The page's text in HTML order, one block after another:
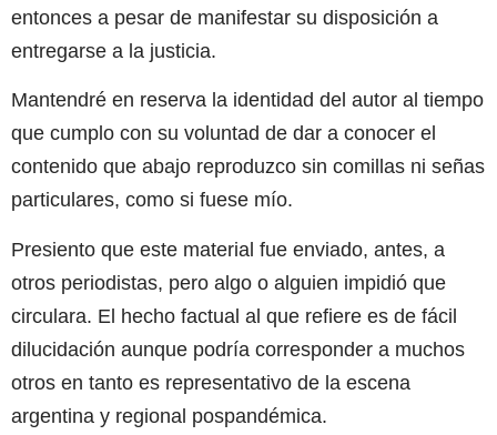
entonces a pesar de manifestar su disposición a
entregarse a la justicia.
Mantendré en reserva la identidad del autor al tiempo
que cumplo con su voluntad de dar a conocer el
contenido que abajo reproduzco sin comillas ni señas
particulares, como si fuese mío.
Presiento que este material fue enviado, antes, a
otros periodistas, pero algo o alguien impidió que
circulara. El hecho factual al que refiere es de fácil
dilucidación aunque podría corresponder a muchos
otros en tanto es representativo de la escena
argentina y regional pospandémica.